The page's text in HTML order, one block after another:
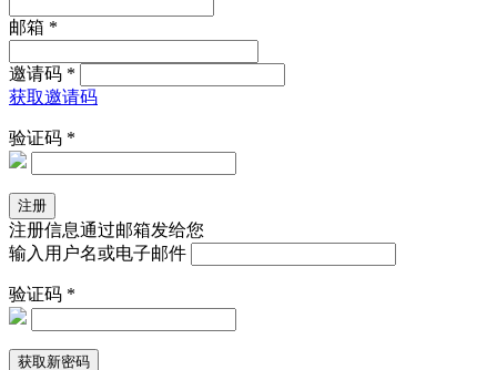
邮箱 *
邀请码 *
获取邀请码
验证码 *
注册信息通过邮箱发给您
输入用户名或电子邮件
验证码 *